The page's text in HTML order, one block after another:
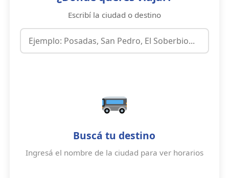
Escribí la ciudad o destino
Buscá tu destino
Ingresá el nombre de la ciudad para ver horarios